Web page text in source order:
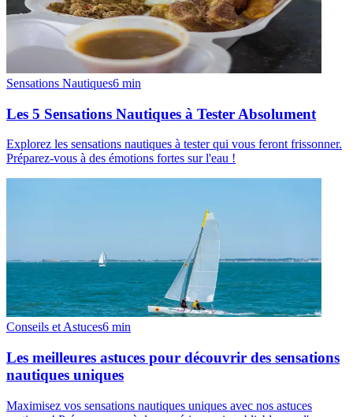
Sensations Nautiques6 min
Les 5 Sensations Nautiques à Tester Absolument
Explorez les sensations nautiques à tester qui vous feront frissonner.
Préparez-vous à des émotions fortes sur l'eau !
Conseils et Astuces6 min
Les meilleures astuces pour découvrir des sensations
nautiques uniques
Maximisez vos sensations nautiques uniques avec nos astuces